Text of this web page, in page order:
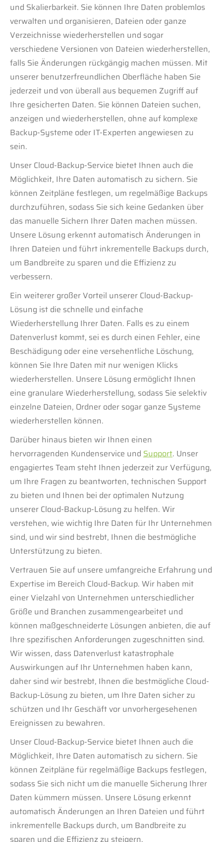
und Skalierbarkeit. Sie können Ihre Daten problemlos
verwalten und organisieren, Dateien oder ganze
Verzeichnisse wiederherstellen und sogar
verschiedene Versionen von Dateien wiederherstellen,
falls Sie Änderungen rückgängig machen müssen. Mit
unserer benutzerfreundlichen Oberfläche haben Sie
jederzeit und von überall aus bequemen Zugriff auf
Ihre gesicherten Daten. Sie können Dateien suchen,
anzeigen und wiederherstellen, ohne auf komplexe
Backup-Systeme oder IT-Experten angewiesen zu
sein.
Unser Cloud-Backup-Service bietet Ihnen auch die
Möglichkeit, Ihre Daten automatisch zu sichern. Sie
können Zeitpläne festlegen, um regelmäßige Backups
durchzuführen, sodass Sie sich keine Gedanken über
das manuelle Sichern Ihrer Daten machen müssen.
Unsere Lösung erkennt automatisch Änderungen in
Ihren Dateien und führt inkrementelle Backups durch,
um Bandbreite zu sparen und die Effizienz zu
verbessern.
Ein weiterer großer Vorteil unserer Cloud-Backup-
Lösung ist die schnelle und einfache
Wiederherstellung Ihrer Daten. Falls es zu einem
Datenverlust kommt, sei es durch einen Fehler, eine
Beschädigung oder eine versehentliche Löschung,
können Sie Ihre Daten mit nur wenigen Klicks
wiederherstellen. Unsere Lösung ermöglicht Ihnen
eine granulare Wiederherstellung, sodass Sie selektiv
einzelne Dateien, Ordner oder sogar ganze Systeme
wiederherstellen können.
Darüber hinaus bieten wir Ihnen einen
hervorragenden Kundenservice und Support. Unser
engagiertes Team steht Ihnen jederzeit zur Verfügung,
um Ihre Fragen zu beantworten, technischen Support
zu bieten und Ihnen bei der optimalen Nutzung
unserer Cloud-Backup-Lösung zu helfen. Wir
verstehen, wie wichtig Ihre Daten für Ihr Unternehmen
sind, und wir sind bestrebt, Ihnen die bestmögliche
Unterstützung zu bieten.
Vertrauen Sie auf unsere umfangreiche Erfahrung und
Expertise im Bereich Cloud-Backup. Wir haben mit
einer Vielzahl von Unternehmen unterschiedlicher
Größe und Branchen zusammengearbeitet und
können maßgeschneiderte Lösungen anbieten, die auf
Ihre spezifischen Anforderungen zugeschnitten sind.
Wir wissen, dass Datenverlust katastrophale
Auswirkungen auf Ihr Unternehmen haben kann,
daher sind wir bestrebt, Ihnen die bestmögliche Cloud-
Backup-Lösung zu bieten, um Ihre Daten sicher zu
schützen und Ihr Geschäft vor unvorhergesehenen
Ereignissen zu bewahren.
Unser Cloud-Backup-Service bietet Ihnen auch die
Möglichkeit, Ihre Daten automatisch zu sichern. Sie
können Zeitpläne für regelmäßige Backups festlegen,
sodass Sie sich nicht um die manuelle Sicherung Ihrer
Daten kümmern müssen. Unsere Lösung erkennt
automatisch Änderungen an Ihren Dateien und führt
inkrementelle Backups durch, um Bandbreite zu
sparen und die Effizienz zu steigern.